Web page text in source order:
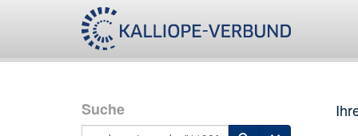
Suche